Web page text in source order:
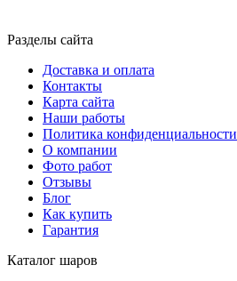
Разделы сайта
Доставка и оплата
Контакты
Карта сайта
Наши работы
Политика конфиденциальности
О компании
Фото работ
Отзывы
Блог
Как купить
Гарантия
Каталог шаров